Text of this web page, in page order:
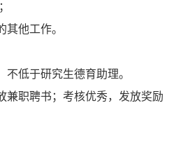
其他工作。
不低于研究生德育助理。
兼职聘书；考核优秀，发放奖励